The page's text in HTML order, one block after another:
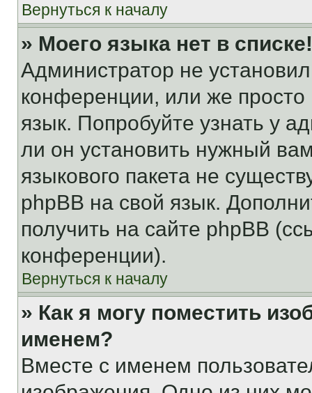
Вернуться к началу
» Моего языка нет в списке!
Администратор не
конференции, или же
язык. Попробуйте узнать у
ли он установить нужный
языкового пакета не
phpBB на свой язык.
получить на сайте phpBB
конференции).
Вернуться к началу
» Как я могу поместить
именем?
Вместе с именем